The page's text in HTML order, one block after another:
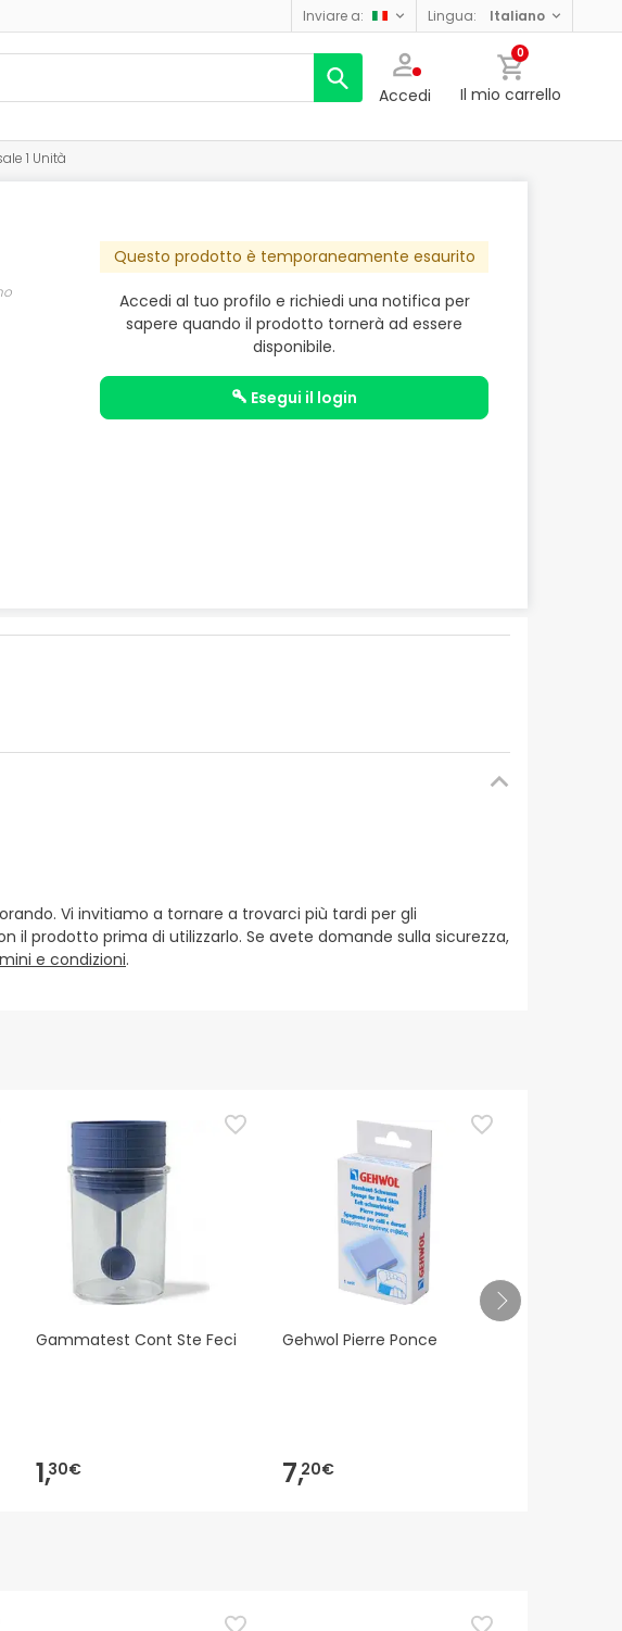
inviare a: lingua: italiano
Accedi
0
Il mio carrello
1 Unità
Questo prodotto è temporaneamente esaurito
Accedi al tuo profilo e richiedi una notifica per
sapere quando il prodotto tornerà ad essere
disponibile.
esegui il login
Vi invitiamo a tornare a trovarci più tardi per gli
il prodotto prima di utilizzarlo. Se avete domande sulla sicurezza,
e condizioni.
Gammatest Cont Ste Feci
1,30€
Gehwol Pierre Ponce
7,20€